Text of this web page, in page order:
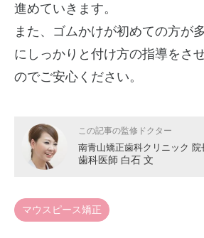
進めていきます。
また、ゴムかけが初めての方が
にしっかりと付け方の指導をさ
のでご安心ください。
この記事の監修ドクター
南青山矯正歯科クリニック 院
歯科医師 白石 文
マウスピース矯正